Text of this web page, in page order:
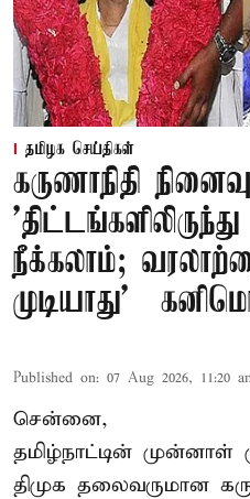
தமிழக செய்திகள்
கருணாநிதி
நீக்கலாம்;
முடியாது' –
Published on: 07 Aug 2026, 11:20
சென்னை,
தமிழ்நாட்டின்
திமுக தலைவருமான